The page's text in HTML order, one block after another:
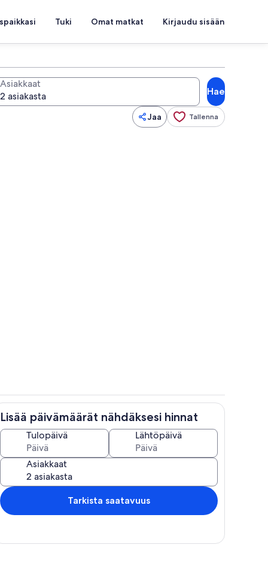
Tuki Omat matkat Kirjaudu sisään
Asiakkaat
Hae
Jaa Tallenna
Huone
Lisää päivämäärät nähdäksesi hinnat
Tulopäivä Lähtöpäivä
Asiakkaat
Tarkista saatavuus